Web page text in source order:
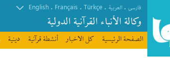
فارسی . العربیة .
Türkçe
.
Français
.
English
وکالة الأنباء القرآنیة الدولیة
الصفحة الرئیسیة كل الاخبار أنشطة قرآنیة دينية